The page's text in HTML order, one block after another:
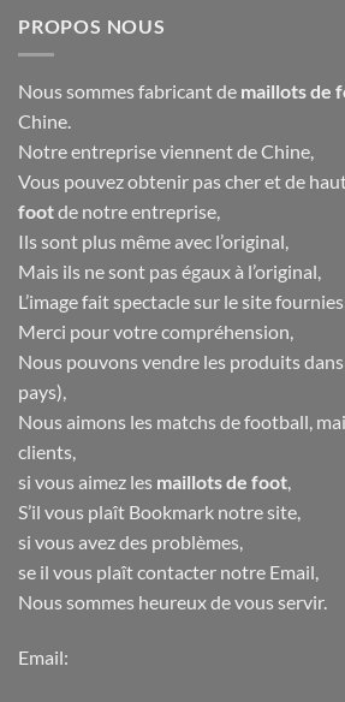
PROPOS NOUS
Nous sommes fabricant de maillots de
Chine.
Notre entreprise viennent de Chine,
Vous pouvez obtenir pas cher et de
footde notre entreprise,
Ils sont plus même avec l’original,
Mais ils ne sont pas égaux à l’original,
L’image fait spectacle sur le site
Merci pour votre compréhension,
Nous pouvons vendre les produits
pays),
Nous aimons les matchs de football,
clients,
si vous aimez les maillots de foot,
S’il vous plaît Bookmark notre site,
si vous avez des problèmes,
se il vous plaît contacter notre Email,
Nous sommes heureux de vous servir.
Email: